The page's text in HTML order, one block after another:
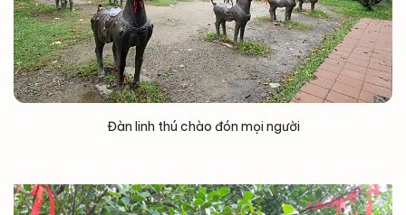
Đàn linh thú chào đón mọi người